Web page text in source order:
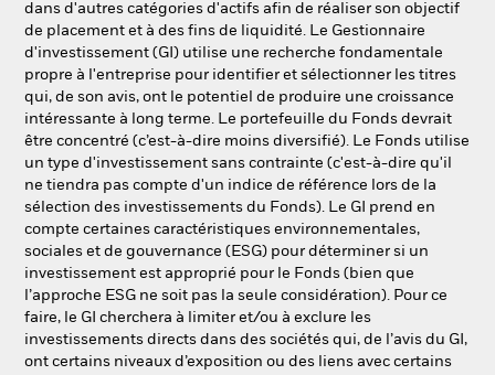
dans d'autres catégories d'actifs afin de réaliser son objectif
de placement et à des fins de liquidité. Le Gestionnaire
d'investissement (GI) utilise une recherche fondamentale
propre à l'entreprise pour identifier et sélectionner les titres
qui, de son avis, ont le potentiel de produire une croissance
intéressante à long terme. Le portefeuille du Fonds devrait
être concentré (c’est-à-dire moins diversifié). Le Fonds utilise
un type d'investissement sans contrainte (c'est-à-dire qu'il
ne tiendra pas compte d'un indice de référence lors de la
sélection des investissements du Fonds). Le GI prend en
compte certaines caractéristiques environnementales,
sociales et de gouvernance (ESG) pour déterminer si un
investissement est approprié pour le Fonds (bien que
l’approche ESG ne soit pas la seule considération). Pour ce
faire, le GI cherchera à limiter et/ou à exclure les
investissements directs dans des sociétés qui, de l’avis du GI,
ont certains niveaux d’exposition ou des liens avec certains